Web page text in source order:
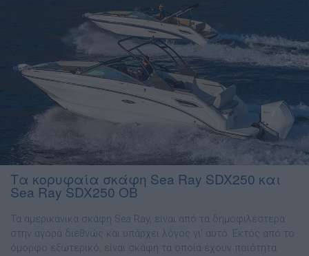
Τα κορυφαία σκάφη Sea Ray SDX250 και
Sea Ray SDX250 OB
Τα αµερικάνικα σκάφη Sea Ray, είναι από τα δηµοφιλέστερα
στην αγορά διεθνώς και υπάρχει λόγος γι’ αυτό. Εκτός από το
όµορφο εξωτερικό, είναι σκάφη τα οποία έχουν ποιότητα